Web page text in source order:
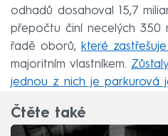
odhadů dosahoval 15,7
přepočtu činí necelých 350
řadě oborů, které
majoritním vlastníkem.
jednou z nich je parkurová
Čtěte také